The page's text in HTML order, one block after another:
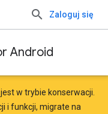
Zaloguj się
Android
w trybie konserwacji.
i funkcji, migrate na